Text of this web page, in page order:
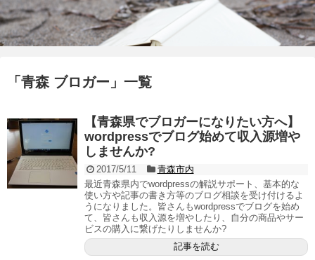
「 青森 ブロガー 」 一覧
【青森県でブロガーになりたい方へ】
wordpressでブログ始めて収入源増や
しませんか?
2017/5/11
青森市内
最近青森県内でwordpressの解説サポート、基本的な
使い方や記事の書き方等のブログ相談を受け付けるよ
うになりました。皆さんもwordpressでブログを始め
て、皆さんも収入源を増やしたり、自分の商品やサー
ビスの購入に繋げたりしませんか?
記事を読む